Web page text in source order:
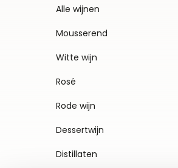
Alle wijnen
Mousserend
Witte wijn
Rosé
Rode wijn
Dessertwijn
Distillaten